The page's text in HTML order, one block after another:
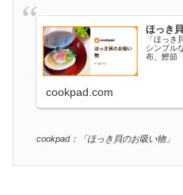
「ほっき
シンプル
布、鰹節
cookpad.com
cookpad：「ほっき貝のお吸い物」